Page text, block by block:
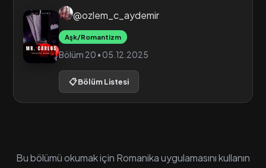
@ozlem_c_aydemir
Aşk/Romantizm
Bölüm 20 • 05.12.2025
📋 Bölüm Listesi
Bu bölümü okumak için Romanika uygulamasını kullanın